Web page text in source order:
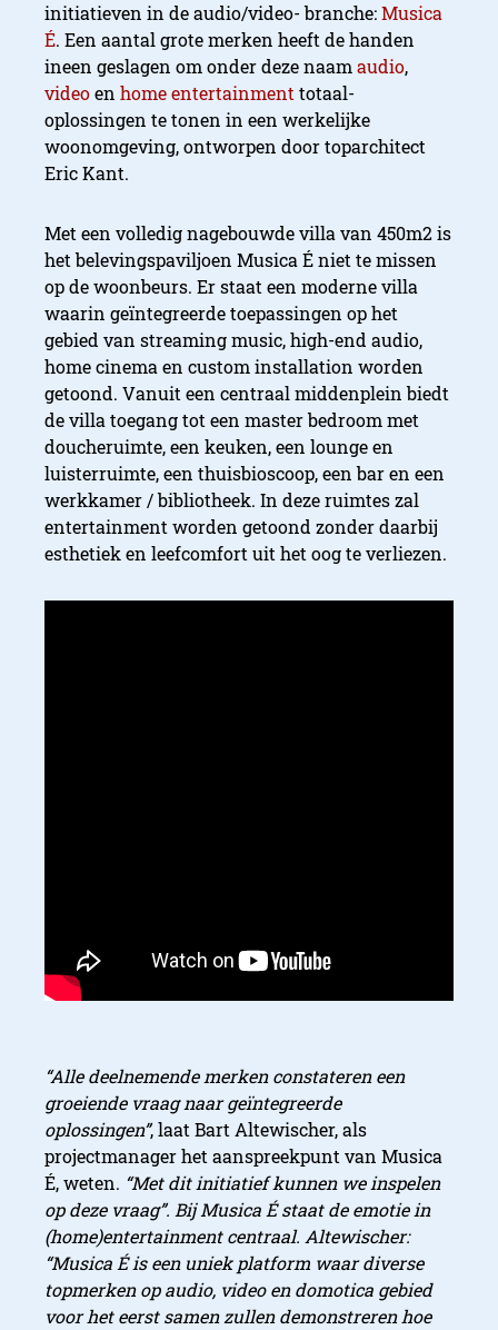
initiatieven in de audio/video- branche:Musica
É. Een aantal grote merken heeft de handen
ineen geslagen om onder deze naamaudio,
videoen home entertainment totaal-
oplossingen te tonen in een werkelijke
woonomgeving, ontworpen door toparchitect
Eric Kant.
Met een volledig nagebouwde villa van 450m2 is
het belevingspaviljoen Musica É niet te missen
op de woonbeurs. Er staat een moderne villa
waarin geïntegreerde toepassingen op het
gebied van streaming music, high-end audio,
home cinema en custom installation worden
getoond. Vanuit een centraal middenplein biedt
de villa toegang tot een master bedroom met
doucheruimte, een keuken, een lounge en
luisterruimte, een thuisbioscoop, een bar en een
werkkamer / bibliotheek. In deze ruimtes zal
entertainment worden getoond zonder daarbij
esthetiek en leefcomfort uit het oog te verliezen.
“Alle deelnemende merken constateren een
groeiende vraag naar geïntegreerde
oplossingen”, laat Bart Altewischer, als
projectmanager het aanspreekpunt van Musica
É, weten. “Met dit initiatief kunnen we inspelen
op deze vraag”. Bij Musica É staat de emotie in
(home)entertainment centraal. Altewischer:
“Musica É is een uniek platform waar diverse
topmerken op audio, video en domotica gebied
voor het eerst samen zullen demonstreren hoe